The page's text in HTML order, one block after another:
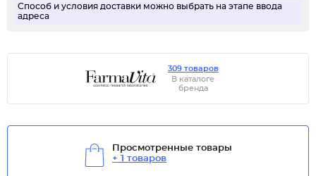
Способ и условия доставки можно выбрать на этапе ввода
адреса
309 товаров
В каталоге
бренда
Просмотренные товары
+ 1 товаров